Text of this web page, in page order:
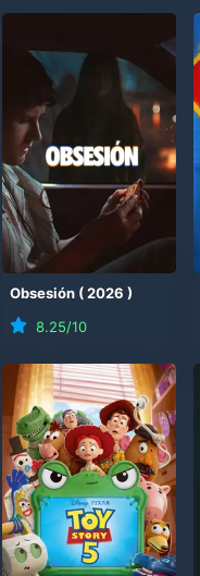
)
Obsesión (2026 )
8.25/10